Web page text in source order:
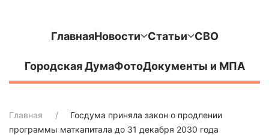
ГлавнаяНовости Статьи СВО
Городская ДумаФотоДокументы и МПА
Главная
Госдума приняла закон о продлении
программы маткапитала до 31 декабря 2030 года